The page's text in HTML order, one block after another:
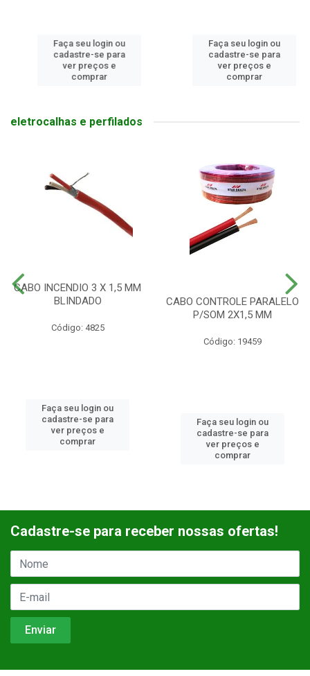
Faça seu login ou
cadastre-se para
ver preços e
comprar
Faça seu login ou
cadastre-se para
ver preços e
comprar
eletrocalhas e perfilados
CABO INCENDIO 3 X 1,5 MM
BLINDADO
Código: 4825
Faça seu login ou
cadastre-se para
ver preços e
comprar
CABO CONTROLE PARALELO
P/SOM 2X1,5 MM
Código: 19459
Faça seu login ou
cadastre-se para
ver preços e
comprar
Cadastre-se para receber nossas ofertas!